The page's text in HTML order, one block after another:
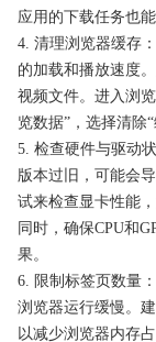
应用的下载任务也
4. 清理浏览器缓存
的加载和播放速度
视频文件。进入浏
览数据”，选择清除
5. 检查硬件与驱动
版本过旧，可能会
试来检查显卡性能
同时，确保CPU和
果。
6. 限制标签页数量
浏览器运行缓慢。
以减少浏览器内存占